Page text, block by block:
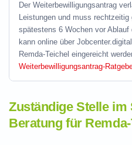
Der Weiterbewilligungsantrag
Leistungen und muss rechtzeitig
spätestens 6 Wochen vor
kann online über
Remda-Teichel eingereicht
Weiterbewilligungsantrag-
Zuständige Stelle im
Beratung für